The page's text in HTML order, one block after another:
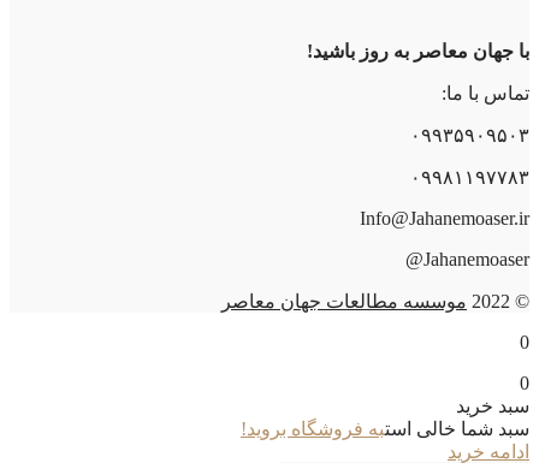
با جهان معاصر به روز باشید!
تماس با ما:
۰۹۹۳۵۹۰۹۵۰۳
۰۹۹۸۱۱۹۷۷۸۳
Info@Jahanemoaser.ir
Jahanemoaser@
© 2022
موسسه مطالعات جهان معاصر
0
0
سبد خرید
سبد شما خالی استبه فروشگاه بروید!
ادامه خرید